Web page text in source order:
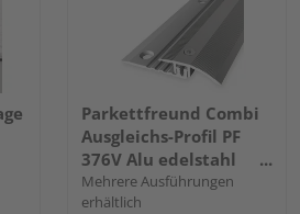
Parkettfreund Combi
Ausgleichs-Profil PF
376V Alu edelstahl
eloxiert
Mehrere Ausführungen
erhältlich